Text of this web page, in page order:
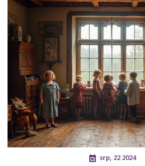
srp, 22 2024